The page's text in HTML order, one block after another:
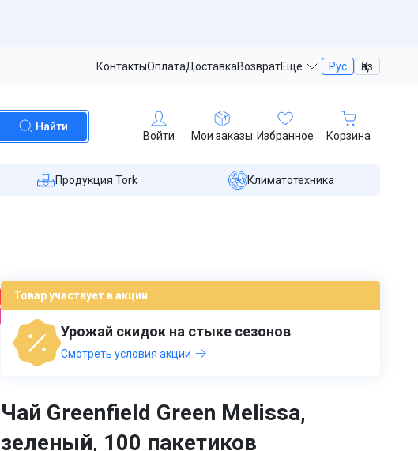
КонтактыОплатаДоставкаВозвратЕще Рус Қаз
Найти
Войти Мои заказы Избранное Корзина
Продукция Tork Климатотехника
Товар участвует в акции
Урожай скидок на стыке сезонов
Смотреть условия акции
Чай Greenfield Green Melissa,
зеленый, 100 пакетиков